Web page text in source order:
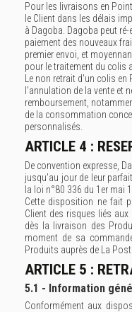
Pour les livraisons en
le Client dans les délais
à Dagoba. Dagoba peut
paiement des nouveaux
premier envoi, et
pour le traitement du colis
Le non retrait d'un colis
l'annulation de la vente et
remboursement,
de la consommation
personnalisés.
ARTICLE 4 :
De convention expresse,
jusqu'au jour de leur
la loi n°80 336 du 1er mai
Cette disposition ne fait
Client des risques liés
dès la livraison des
moment de sa
Produits auprès de La
ARTICLE 5 :
5.1 - Information
Conformément aux